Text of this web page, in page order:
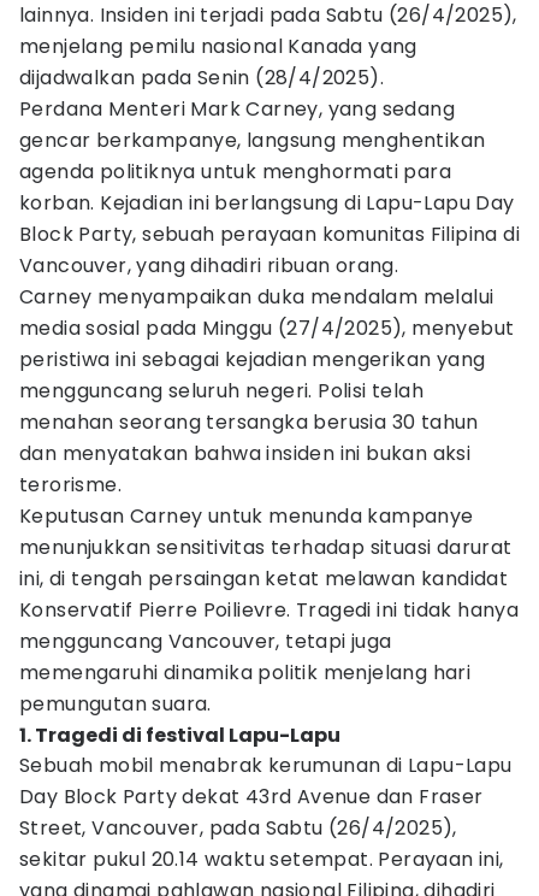
lainnya. Insiden ini terjadi pada Sabtu (26/4/2025),
menjelang pemilu nasional Kanada yang
dijadwalkan pada Senin (28/4/2025).
Perdana Menteri Mark Carney, yang sedang
gencar berkampanye, langsung menghentikan
agenda politiknya untuk menghormati para
korban. Kejadian ini berlangsung di Lapu-Lapu Day
Block Party, sebuah perayaan komunitas Filipina di
Vancouver, yang dihadiri ribuan orang.
Carney menyampaikan duka mendalam melalui
media sosial pada Minggu (27/4/2025), menyebut
peristiwa ini sebagai kejadian mengerikan yang
mengguncang seluruh negeri. Polisi telah
menahan seorang tersangka berusia 30 tahun
dan menyatakan bahwa insiden ini bukan aksi
terorisme.
Keputusan Carney untuk menunda kampanye
menunjukkan sensitivitas terhadap situasi darurat
ini, di tengah persaingan ketat melawan kandidat
Konservatif Pierre Poilievre. Tragedi ini tidak hanya
mengguncang Vancouver, tetapi juga
memengaruhi dinamika politik menjelang hari
pemungutan suara.
1. Tragedi di festival Lapu-Lapu
Sebuah mobil menabrak kerumunan di Lapu-Lapu
Day Block Party dekat 43rd Avenue dan Fraser
Street, Vancouver, pada Sabtu (26/4/2025),
sekitar pukul 20.14 waktu setempat. Perayaan ini,